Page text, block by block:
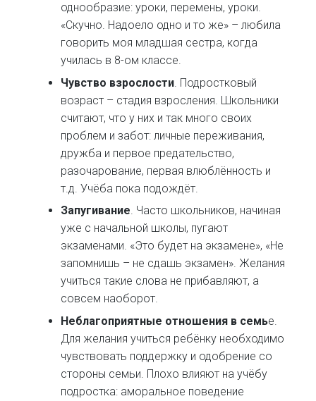
однообразие: уроки, перемены, уроки.
«Скучно. Надоело одно и то же» – любила
говорить моя младшая сестра, когда
училась в 8-ом классе.
Чувство взрослости . Подростковый
возраст – стадия взросления. Школьники
считают, что у них и так много своих
проблем и забот: личные переживания,
дружба и первое предательство,
разочарование, первая влюблённость и
т.д. Учёба пока подождёт.
Запугивание. Часто школьников, начиная
уже с начальной школы, пугают
экзаменами. «Это будет на экзамене», «Не
запомнишь – не сдашь экзамен». Желания
учиться такие слова не прибавляют, а
совсем наоборот.
Неблагоприятные отношения в семье.
Для желания учиться ребёнку необходимо
чувствовать поддержку и одобрение со
стороны семьи. Плохо влияют на учёбу
подростка: аморальное поведение